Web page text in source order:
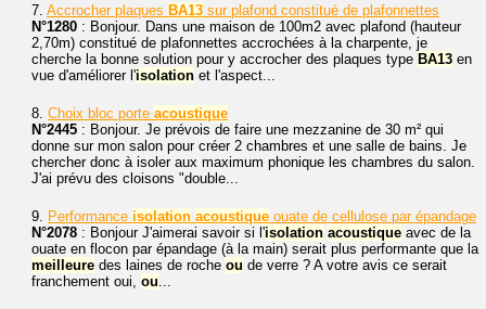
7. Accrocher plaques BA13 sur plafond constitué de plafonnettes
N°1280 : Bonjour. Dans une maison de 100m2 avec plafond (hauteur
2,70m) constitué de plafonnettes accrochées à la charpente, je
cherche la bonne solution pour y accrocher des plaques type BA13 en
vue d'améliorer l'isolation et l'aspect...
8. Choix bloc porte acoustique
N°2445 : Bonjour. Je prévois de faire une mezzanine de 30 m² qui
donne sur mon salon pour créer 2 chambres et une salle de bains. Je
chercher donc à isoler aux maximum phonique les chambres du salon.
J'ai prévu des cloisons "double...
9. Performance isolation acoustique ouate de cellulose par épandage
N°2078 : Bonjour J'aimerai savoir si l'isolation acoustique avec de la
ouate en flocon par épandage (à la main) serait plus performante que la
meilleure des laines de roche ou de verre ? A votre avis ce serait
franchement oui, ou